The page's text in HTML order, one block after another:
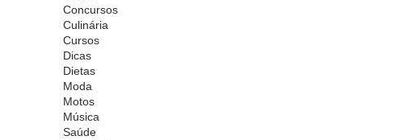
Concursos
Culinária
Cursos
Dicas
Dietas
Moda
Motos
Música
Saúde